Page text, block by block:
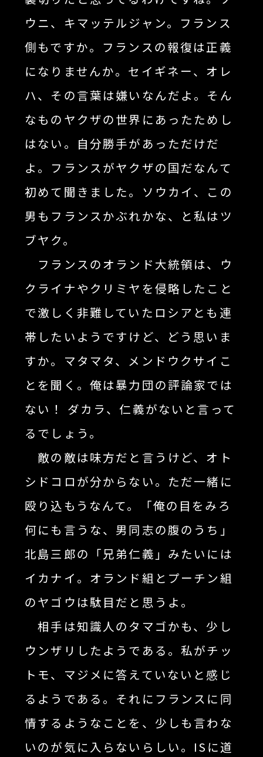
ウニ、キマッテルジャン。フランス
側もですか。フランスの報復は正義
になりませんか。セイギネー、オレ
ハ、その言葉は嫌いなんだよ。そん
なものヤクザの世界にあったためし
はない。自分勝手があっただけだ
よ。フランスがヤクザの国だなんて
初めて聞きました。ソウカイ、この
男もフランスかぶれかな、と私はツ
ブヤク。
フランスのオランド大統領は、ウ
クライナやクリミヤを侵略したこと
で激しく非難していたロシアとも連
帯したいようですけど、どう思いま
すか。マタマタ、メンドウクサイこ
とを聞く。俺は暴力団の評論家では
ない！ ダカラ、仁義がないと言って
るでしょう。
敵の敵は味方だと言うけど、オト
シドコロが分からない。ただ一緒に
殴り込もうなんて。「俺の目をみろ
何にも言うな、男同志の腹のうち」
北島三郎の「兄弟仁義」みたいには
イカナイ。オランド組とプーチン組
のヤゴウは駄目だと思うよ。
相手は知識人のタマゴかも、少し
ウンザリしたようである。私がチッ
トモ、マジメに答えていないと感じ
るようである。それにフランスに同
情するようなことを、少しも言わな
いのが気に入らないらしい。ISに道